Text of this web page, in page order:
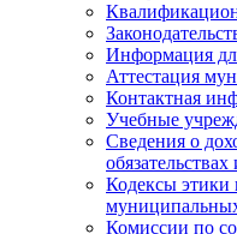
Информация
Аттестация
Контактная
Учебные
Сведения о
Кодексы этики
Комиссии по